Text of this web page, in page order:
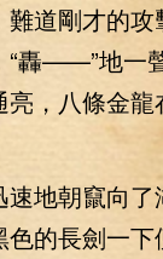
道剛才的攻
“轟——”地一
，八條金龍
地朝竄向了
的長劍一下